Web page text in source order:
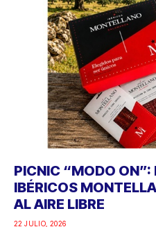
PICNIC “MODO ON”:
IBÉRICOS
AL AIRE LIBRE
22 JULIO, 2026